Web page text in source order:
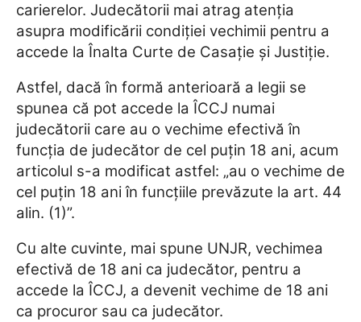
carierelor. Judecătorii mai atrag atenţia
asupra modificării condiţiei vechimii pentru a
accede la Înalta Curte de Casaţie şi Justiţie.
Astfel, dacă în formă anterioară a legii se
spunea că pot accede la ÎCCJ numai
judecătorii care au o vechime efectivă în
funcţia de judecător de cel puţin 18 ani, acum
articolul s-a modificat astfel: „au o vechime de
cel puţin 18 ani în funcţiile prevăzute la art. 44
alin. (1)”.
Cu alte cuvinte, mai spune UNJR, vechimea
efectivă de 18 ani ca judecător, pentru a
accede la ÎCCJ, a devenit vechime de 18 ani
ca procuror sau ca judecător.